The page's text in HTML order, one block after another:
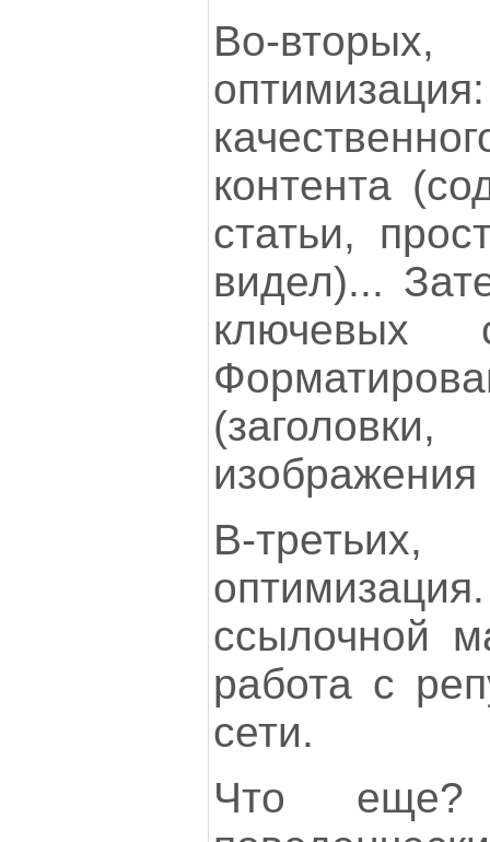
Во-вторых,
контента
статьи,
видел)...
изображения
В-
ссылочной
работа с
сети.
Что